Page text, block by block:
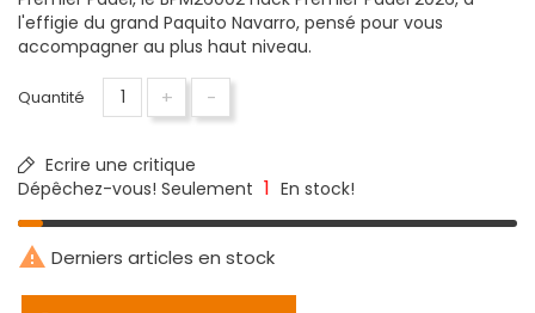
l'effigie du grand Paquito Navarro, pensé pour vous
accompagner au plus haut niveau.
Quantité + -
Ecrire une critique
Dépêchez-vous! Seulement 1 En stock!
 Derniers articles en stock